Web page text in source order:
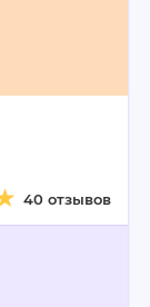
40 отзывов